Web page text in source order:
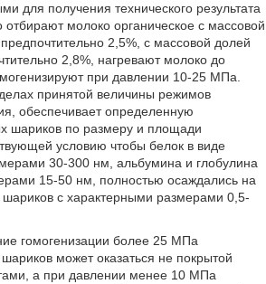
для получения технического результата
отбирают молоко органическое с массовой
2,5%, с массовой долей
2,8%, нагревают молоко до
при давлении 10-25 МПа.
принятой величины режимов
обеспечивает определенную
шариков по размеру и площади
условию чтобы белок в виде
30-300 нм, альбумина и глобулина
15-50 нм, полностью осаждались на
с характерными размерами 0,5-
гомогенизации более 25 МПа
может оказаться не покрытой
а при давлении менее 10 МПа